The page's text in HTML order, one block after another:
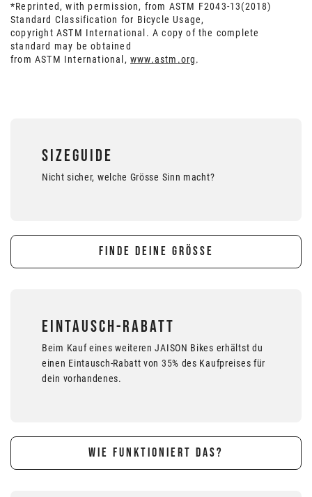
*Reprinted, with permission, from ASTM F2043-13(2018)
Standard Classification for Bicycle Usage,
copyright ASTM International. A copy of the complete
standard may be obtained
from ASTM International,www.astm .org.
SIZEGUIDE
Nicht sicher, welche Grösse Sinn macht?
FINDE DEINE GRÖSSE
EINTAUSCH-RABATT
Beim Kauf eines weiteren JAISON Bikes erhältst du
einen Eintausch-Rabatt von 35% des Kaufpreises für
dein vorhandenes.
WIE FUNKTIONIERT DAS?